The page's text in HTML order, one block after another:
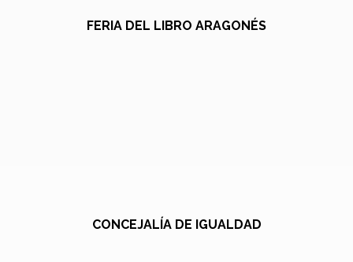
FERIA DEL LIBRO ARAGONÉS
CONCEJALÍA DE IGUALDAD